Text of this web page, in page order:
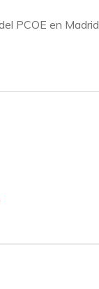
PCOE en Madrid